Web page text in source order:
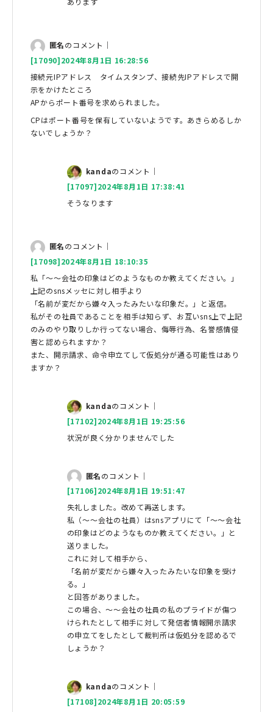
匿名のコメント｜
[17090]2024年8月1日 16:28:56
接続元IPアドレス タイムスタンプ、接続先IPアドレスで開
示をかけたところ
APからポート番号を求められました。
CPはポート番号を保有していないようです。あきらめるしか
ないでしょうか？
kandaのコメント｜
[17097]2024年8月1日 17:38:41
そうなります
匿名のコメント｜
[17098]2024年8月1日 18:10:35
私「〜〜会社の印象はどのようなものか教えてください。」
上記のsnsメッセに対し相手より
「名前が変だから嫌々入ったみたいな印象だ。」と返信。
私がその社員であることを相手は知らず、お互いsns上で上記
のみのやり取りしか行ってない場合、侮辱行為、名誉感情侵
害と認められますか？
また、開示請求、命令申立てして仮処分が通る可能性はあり
ますか？
kandaのコメント｜
[17102]2024年8月1日 19:25:56
状況が良く分かりませんでした
匿名のコメント｜
[17106]2024年8月1日 19:51:47
失礼しました。改めて再送します。
私（〜〜会社の社員）はsnsアプリにて「〜〜会社
の印象はどのようなものか教えてください。」と
送りました。
これに対して相手から、
「名前が変だから嫌々入ったみたいな印象を受け
る。」
と回答がありました。
この場合、〜〜会社の社員の私のプライドが傷つ
けられたとして相手に対して発信者情報開示請求
の申立てをしたとして裁判所は仮処分を認めるで
しょうか？
kandaのコメント｜
[17108]2024年8月1日 20:05:59